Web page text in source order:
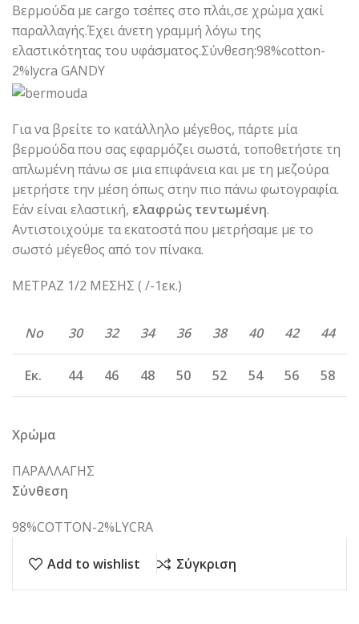
Βερμούδα με cargo τσέπες στο πλάι,σε χρώμα χακί
παραλλαγής.Έχει άνετη γραμμή λόγω της
ελαστικότητας του υφάσματος.Σύνθεση:98%cotton-
2%lycra GANDY
Για να βρείτε το κατάλληλο μέγεθος, πάρτε μία
βερμούδα που σας εφαρμόζει σωστά, τοποθετήστε τη
απλωμένη πάνω σε μια επιφάνεια και με τη μεζούρα
μετρήστε την μέση όπως στην πιο πάνω φωτογραφία.
Εάν είναι ελαστική, ελαφρώς τεντωμένη.
Αντιστοιχούμε τα εκατοστά που μετρήσαμε με το
σωστό μέγεθος από τον πίνακα.
ΜΕΤΡΑΖ 1/2 ΜΕΣΗΣ ( /-1εκ.)
Νο 30 32 34 36 38 40 42 44
Εκ. 44 46 48 50 52 54 56 58
Χρώμα
ΠΑΡΑΛΛΑΓΗΣ
Σύνθεση
98%COTTON-2%LYCRA
Add to wishlist Σύγκριση